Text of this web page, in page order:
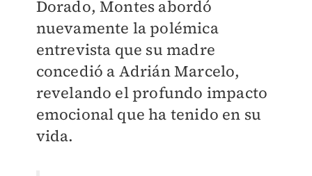
Dorado, Montes abordó
nuevamente la polémica
entrevista que su madre
concedió a Adrián Marcelo,
revelando el profundo impacto
emocional que ha tenido en su
vida.